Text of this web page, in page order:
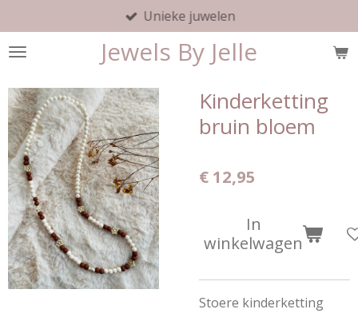
direct
naar
hoofdinhoud
Jewels By Jelle
Unieke juwelen
Kinderketting
bruin bloem
€ 12,95
In
winkelwagen
Stoere kinderketting